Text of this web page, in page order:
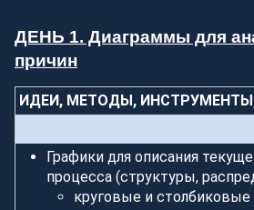
ДЕНЬ 1. Диаграммы для
причин
ИДЕИ, МЕТОДЫ,
Графики для описания
процесса (структуры,
круговые и